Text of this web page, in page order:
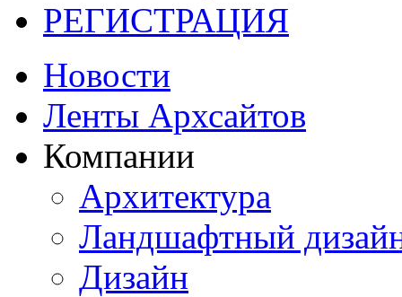
РЕГИСТРАЦИЯ
Новости
Ленты Архсайтов
Компании
Архитектура
Ландшафтный
Дизайн